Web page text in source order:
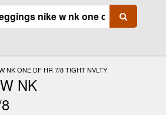
NK ONE DF HR 7/8 TIGHT NVLTY
NK